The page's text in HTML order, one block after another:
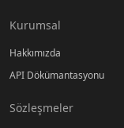
Kurumsal
Hakkımızda
API Dökümantasyonu
Sözleşmeler